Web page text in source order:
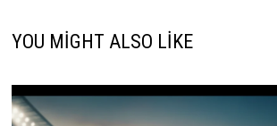
YOU MIGHT ALSO LIKE